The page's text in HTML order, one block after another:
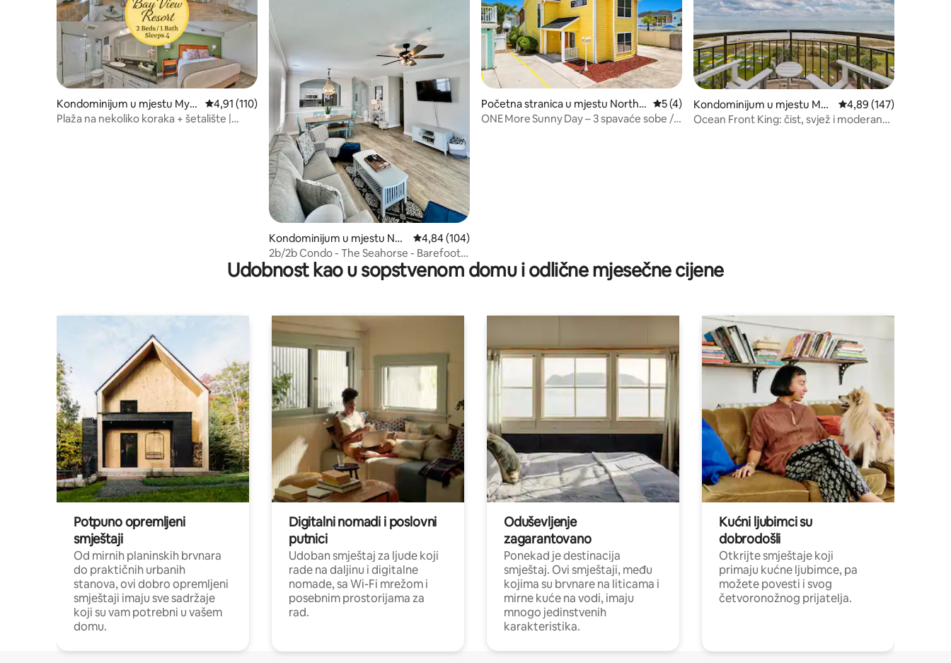
Kondominijum u mjestu Myrt
le Beach
prosječna ocjena 4,91 od 5, recenzija: 110
4,91 (110)
Plaža na nekoliko koraka + šetalište |
Kondominijum u mjestu Nor
th Myrtle Beach
prosječna ocjena 4,84 od 5, recenzija: 104
4,84 (104)
2b/2b Condo - The Seahorse - Barefoot
Landing, NMB
Početna stranica u mjestu North
Myrtle Beach
prosječna ocjena 5 od 5, recenzija: 4
5 (4)
ONE More Sunny Day – 3 spavaće sobe / 3
Kondominijum u mjestu Myr
tle Beach
prosječna ocjena 4,89
4,89 (147)
Ocean Front King: čist, svjež i moderan
Udobnost kao u sopstvenom domu i odlične mjesečne cijene
Potpuno opremljeni
smještaji
Od mirnih planinskih brvnara
do praktičnih urbanih
stanova, ovi dobro opremljeni
smještaji imaju sve sadržaje
koji su vam potrebni u vašem
domu.
Digitalni nomadi i poslovni
putnici
Udoban smještaj za ljude koji
rade na daljinu i digitalne
nomade, sa Wi-Fi mrežom i
posebnim prostorijama za
rad.
Oduševljenje
zagarantovano
Ponekad je destinacija
smještaj. Ovi smještaji, među
kojima su brvnare na liticama i
mirne kuće na vodi, imaju
mnogo jedinstvenih
karakteristika.
Kućni ljubimci su
dobrodošli
Otkrijte smještaje koji
primaju kućne ljubimce, pa
možete povesti i svog
četvoronožnog prijatelja.